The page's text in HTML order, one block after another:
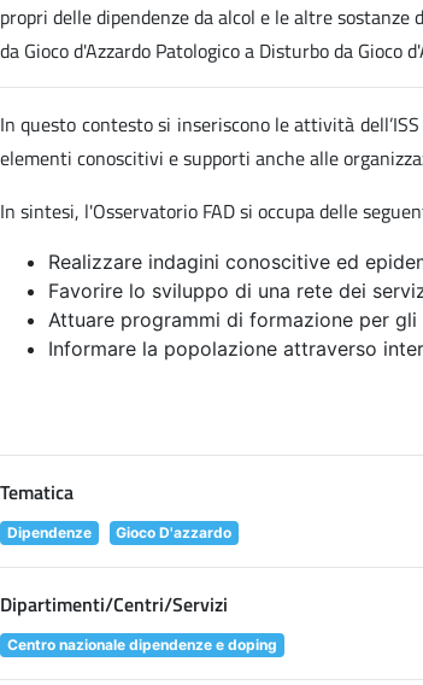
propri delle dipendenze da alcol e le altre
da Gioco d'Azzardo Patologico a Disturbo da Gioco
In questo contesto si inseriscono le attività
elementi conoscitivi e supporti anche alle
In sintesi, l'Osservatorio FAD si occupa delle
Realizzare indagini conoscitive ed
Favorire lo sviluppo di una rete dei
Attuare programmi di formazione per
Informare la popolazione attraverso
Tematica
Dipendenze Gioco D'azzardo
Dipartimenti/Centri/Servizi
Centro nazionale dipendenze e doping